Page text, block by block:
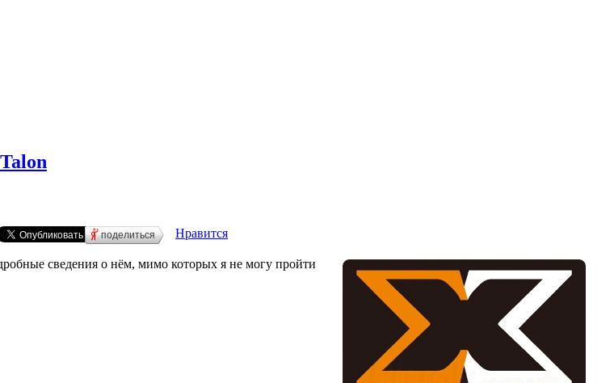
поделиться Нравится
сведения о нём, мимо которых я не могу пройти